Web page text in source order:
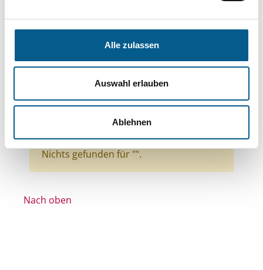
Alle zulassen
Auswahl erlauben
Ablehnen
Themen: Ländliche Entwicklung
Themen: Wissenschaft und Forschung
Themen: Seniorinnen, Senioren & Pflege
Themen: Kinder, Jugendliche & Familie
Themen: Kunst & Kultur
Themen: Denkmalschutz
Alle Filter entfernen
Nichts gefunden für "".
Nach oben